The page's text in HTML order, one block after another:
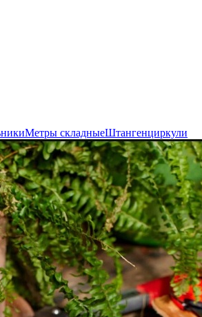
Метры складныеШтангенциркули